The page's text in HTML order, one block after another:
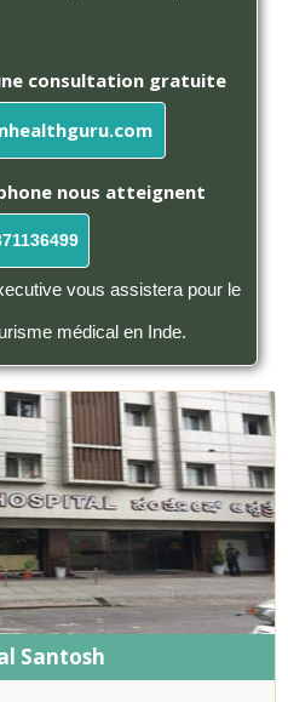
consultation gratuite
nous atteignent
vous assistera pour le
médical en Inde.
Santosh